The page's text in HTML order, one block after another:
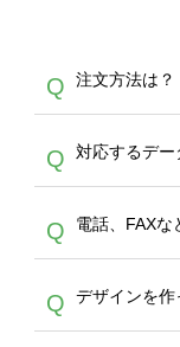
Q 注文方法は？
A
生産
デザ
30
は、
やタ
作す
サー
す。
Q 対応するデー
A
ドで
PDF
写真
い画
Q 電話、FAXな
A
文の
作を
Q デザインを作